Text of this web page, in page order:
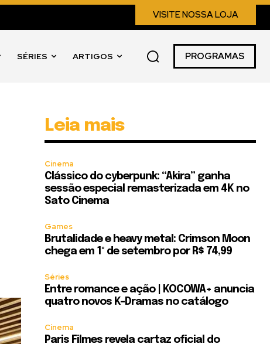
VISITE NOSSA LOJA
SÉRIES ARTIGOS PROGRAMAS
Leia mais
Cinema
Clássico do cyberpunk: “Akira” ganha
sessão especial remasterizada em 4K no
Sato Cinema
Games
Brutalidade e heavy metal: Crimson Moon
chega em 1º de setembro por R$ 74,99
Séries
Entre romance e ação | KOCOWA+ anuncia
quatro novos K-Dramas no catálogo
Cinema
Paris Filmes revela cartaz oficial do